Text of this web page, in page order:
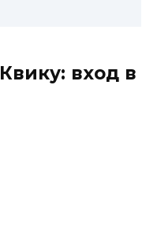
вход в